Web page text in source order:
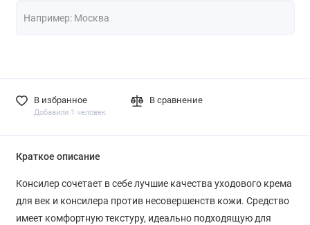
В избранное
Добавили 1 человек
В сравнение
Краткое описание
Консилер сочетает в себе лучшие качества уходового крема
для век и консилера против несовершенств кожи. Средство
имеет комфортную текстуру, идеально подходящую для